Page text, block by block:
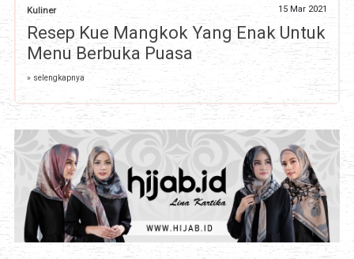
Kuliner 15 Mar 2021
Resep Kue Mangkok Yang Enak Untuk
Menu Berbuka Puasa
» selengkapnya